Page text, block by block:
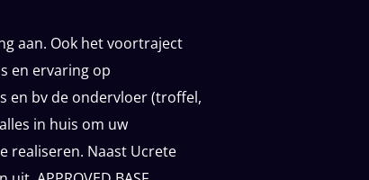
aan. Ook het voortraject
en ervaring op
en bv de ondervloer (troffel,
in huis om uw
realiseren. Naast Ucrete